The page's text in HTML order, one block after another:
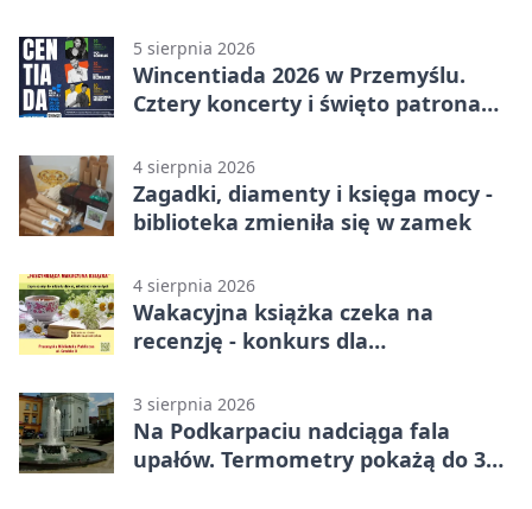
5 sierpnia 2026
Wincentiada 2026 w Przemyślu.
Cztery koncerty i święto patrona
4 sierpnia 2026
Zagadki, diamenty i księga mocy -
biblioteka zmieniła się w zamek
4 sierpnia 2026
Wakacyjna książka czeka na
recenzję - konkurs dla
3 sierpnia 2026
Na Podkarpaciu nadciąga fala
upałów. Termometry pokażą do 36